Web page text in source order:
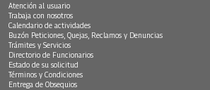
Atención al usuario
Trabaja con nosotros
Calendario de actividades
Buzón Peticiones, Quejas, Reclamos y Denuncias
Trámites y Servicios
Directorio de Funcionarios
Estado de su solicitud
Términos y Condiciones
Entrega de Obsequios